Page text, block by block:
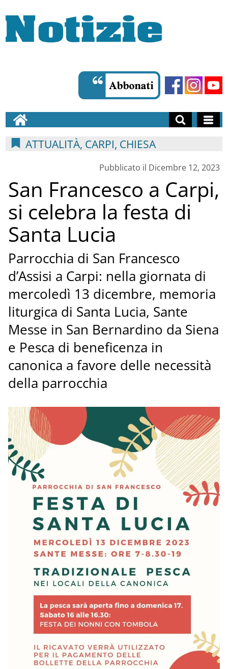
ATTUALITÀ, CARPI, CHIESA
Pubblicato il Dicembre 12, 2023
San Francesco a Carpi,
si celebra la festa di
Santa Lucia
Parrocchia di San Francesco
d’Assisi a Carpi: nella giornata di
mercoledì 13 dicembre, memoria
liturgica di Santa Lucia, Sante
Messe in San Bernardino da Siena
e Pesca di beneficenza in
canonica a favore delle necessità
della parrocchia